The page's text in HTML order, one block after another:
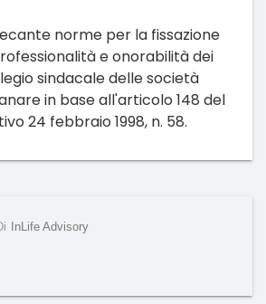
norme per la fissazione
e onorabilità dei
sindacale delle società
in base all'articolo 148 del
24 febbraio 1998, n. 58.
InLife Advisory